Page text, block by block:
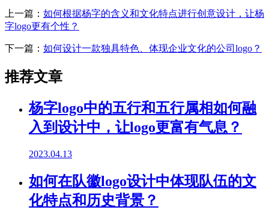
上一篇： 如何根据杨字的含义和文化特点进行创意设计，让杨
字logo更有个性？
下一篇： 如何设计一款独具特色、体现企业文化的公司logo？
推荐文章
杨字logo中的五行和五行属相如何融
入到设计中，让logo更富有气息？
2023.04.13
如何在队徽logo设计中体现队伍的文
化特点和历史背景？